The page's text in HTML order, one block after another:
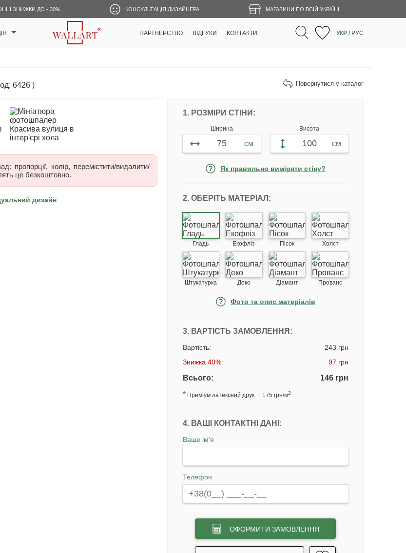
ЗНИЖКИ ДО - 30% КОНСУЛЬТАЦІЯ ДИЗАЙНЕРА МАГАЗИНИ ПО ВСІЙ УКРАЇНІ
ПАРТНЕРСТВО ВІДГУКИ КОНТАКТИ УКР / РУС
6426 ) Повернутися у каталог
пропорції, колір, перемістити/видалити/
це безкоштовно.
дизайн
1. РОЗМІРИ СТІНИ:
Ширина
см
Висота
см
Як правильно виміряти стіну?
2. ОБЕРІТЬ МАТЕРІАЛ:
Гладь Екофліз Пісок Холст
Штукатурка Деко Діамант Прованс
Фото та опис матеріалів
3. ВАРТІСТЬ ЗАМОВЛЕННЯ:
Вартість:
243 грн
Знижка 40%:
97 грн
Всього:
146 грн
* Преміум латексний друк: + 175 грн/м2
4. ВАШІ КОНТАКТНІ ДАНІ:
Ваше ім'я
Телефон
ОФОРМИТИ ЗАМОВЛЕННЯ